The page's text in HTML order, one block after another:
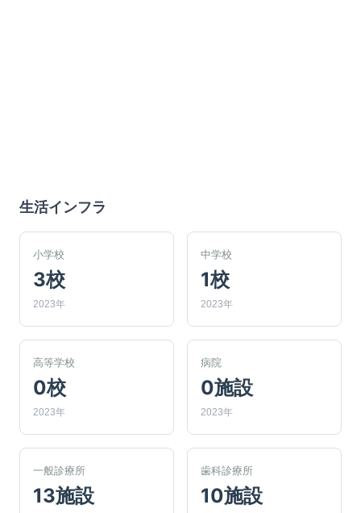
生活インフラ
小学校
3校
2023年
中学校
1校
2023年
高等学校
0校
2023年
病院
0施設
2023年
一般診療所
13施設
歯科診療所
10施設